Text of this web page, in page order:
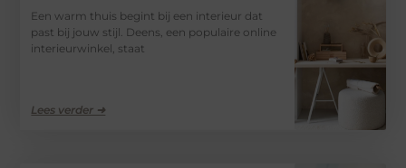
Een warm thuis begint bij een interieur dat
past bij jouw stijl. Deens, een populaire online
interieurwinkel, staat
Lees verder ➜